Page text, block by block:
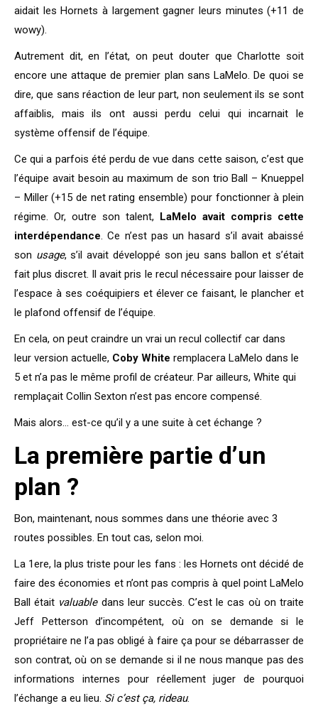
aidait les Hornets à largement gagner leurs minutes (+11 de
wowy).
Autrement dit, en l’état, on peut douter que Charlotte soit
encore une attaque de premier plan sans LaMelo. De quoi se
dire, que sans réaction de leur part, non seulement ils se sont
affaiblis, mais ils ont aussi perdu celui qui incarnait le
système offensif de l’équipe.
Ce qui a parfois été perdu de vue dans cette saison, c’est que
l’équipe avait besoin au maximum de son trio Ball – Knueppel
– Miller (+15 de net rating ensemble) pour fonctionner à plein
régime. Or, outre son talent, LaMelo avait compris cette
interdépendance. Ce n’est pas un hasard s’il avait abaissé
son usage, s’il avait développé son jeu sans ballon et s’était
fait plus discret. Il avait pris le recul nécessaire pour laisser de
l’espace à ses coéquipiers et élever ce faisant, le plancher et
le plafond offensif de l’équipe.
En cela, on peut craindre un vrai un recul collectif car dans
leur version actuelle, Coby White remplacera LaMelo dans le
5 et n’a pas le même profil de créateur. Par ailleurs, White qui
remplaçait Collin Sexton n’est pas encore compensé.
Mais alors… est-ce qu’il y a une suite à cet échange ?
La première partie d’un
plan ?
Bon, maintenant, nous sommes dans une théorie avec 3
routes possibles. En tout cas, selon moi.
La 1ere, la plus triste pour les fans : les Hornets ont décidé de
faire des économies et n’ont pas compris à quel point LaMelo
Ball était valuabledans leur succès. C’est le cas où on traite
Jeff Petterson d’incompétent, où on se demande si le
propriétaire ne l’a pas obligé à faire ça pour se débarrasser de
son contrat, où on se demande si il ne nous manque pas des
informations internes pour réellement juger de pourquoi
l’échange a eu lieu. Si c’est ça, rideau.